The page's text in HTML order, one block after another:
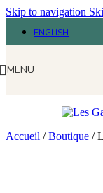
Skip to navigation
ENGLISH
MENU
Accueil /Boutique /